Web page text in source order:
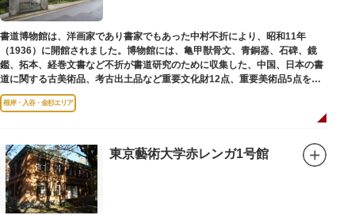
書道博物館は、洋画家であり書家でもあった中村不折により、昭和11年
（1936）に開館されました。博物館には、亀甲獣骨文、青銅器、石碑、鏡
鑑、拓本、経巻文書など不折が書道研究のために収集した、中国、日本の書
道に関する古美術品、考古出土品など重要文化財12点、重要美術品5点を含
む約16000点が収蔵されています。
根岸・入谷・金杉エリア
東京藝術大学赤レンガ1号館